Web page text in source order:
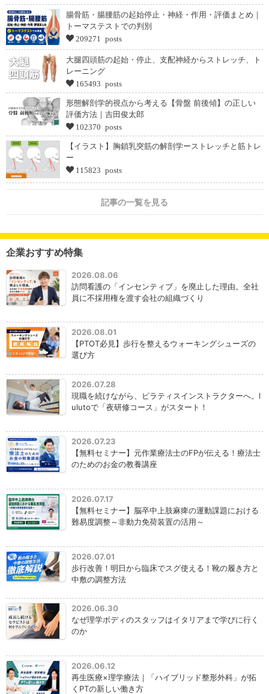
腸骨筋・腸腰筋の起始停止・神経・作用・評価まとめ｜
トーマステストでの判別
209271 posts
大腿四頭筋の起始・停止、支配神経からストレッチ、ト
レーニング
165493 posts
形態解剖学的視点から考える【骨盤 前後傾】の正しい
評価方法｜吉田俊太郎
102370 posts
【イラスト】胸鎖乳突筋の解剖学ーストレッチと筋トレ
ー
115823 posts
記事の一覧を見る
企業おすすめ特集
2026.08.06
訪問看護の「インセンティブ」を廃止した理由。全社
員に不採用権を渡す会社の組織づくり
2026.08.01
【PTOT必見】歩行を整えるウォーキングシューズの
選び方
2026.07.28
現職を続けながら、ピラティスインストラクターへ。l
ulutoで「夜研修コース」がスタート！
2026.07.23
【無料セミナー】元作業療法士のFPが伝える！療法士
のためのお金の教養講座
2026.07.17
【無料セミナー】脳卒中上肢麻痺の運動課題における
難易度調整～非動力免荷装置の活用～
2026.07.01
歩行改善！明日から臨床でスグ使える！靴の履き方と
中敷の調整方法
2026.06.30
なぜ理学ボディのスタッフはイタリアまで学びに行く
のか
2026.06.12
再生医療×理学療法｜「ハイブリッド整形外科」が拓
くPTの新しい働き方